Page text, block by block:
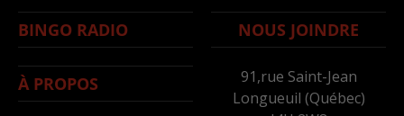
BINGO RADIO
À PROPOS
NOUS JOINDRE
91,rue Saint-Jean
Longueuil (Québec)